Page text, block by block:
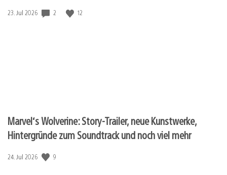
Veröffentlichungsdatum:
23. Jul 2026 2 12
Marvel‘s Wolverine: Story-Trailer, neue Kunstwerke,
Hintergründe zum Soundtrack und noch viel mehr
Veröffentlichungsdatum:
24. Jul 2026 9